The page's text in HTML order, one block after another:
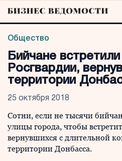
Общество
Бийчане
Росгвардии,
территории
25 октября 2018
Сотни, если не тысячи
улицы города, чтобы
вернувшихся с длительной
территории Донбасса.